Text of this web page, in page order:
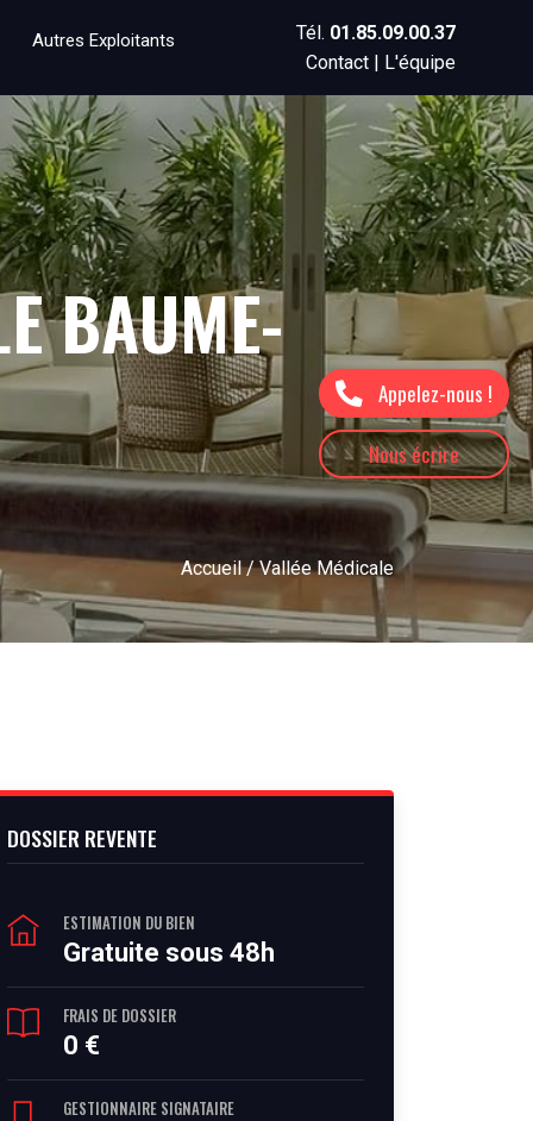
Appelez-nous !
Nous écrire
Autres Exploitants Tél. 01.85.09.00.37
Contact | L'équipe
BAUME-
Accueil/ Vallée Médicale
DOSSIER REVENTE
ESTIMATION DU BIEN
Gratuite sous 48h
FRAIS DE DOSSIER
0 €
GESTIONNAIRE SIGNATAIRE